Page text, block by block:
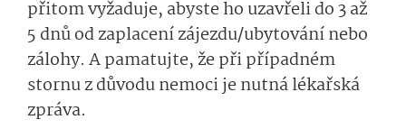
přitom vyžaduje, abyste ho uzavřeli do 3 až
5 dnů od zaplacení zájezdu/ubytování nebo
zálohy. A pamatujte, že při případném
stornu z důvodu nemoci je nutná lékařská
zpráva.